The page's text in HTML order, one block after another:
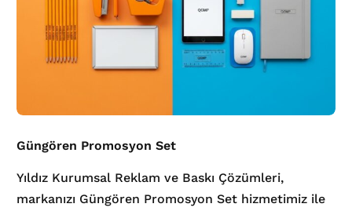
Güngören Promosyon Set
Yıldız Kurumsal Reklam ve Baskı Çözümleri,
markanızı Güngören Promosyon Set hizmetimiz ile